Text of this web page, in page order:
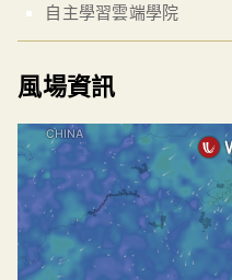
自主學習雲端學院
風場資訊